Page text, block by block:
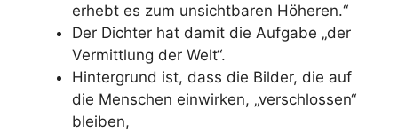
erhebt es zum unsichtbaren Höheren.“
Der Dichter hat damit die Aufgabe „der
Vermittlung der Welt“.
Hintergrund ist, dass die Bilder, die auf
die Menschen einwirken, „verschlossen“
bleiben,